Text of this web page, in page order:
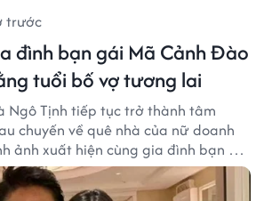
trước
đình bạn gái Mã Cảnh Đào
tuổi bố vợ tương lai
Ngô Tịnh tiếp tục trở thành tâm
chuyến về quê nhà của nữ doanh
ảnh xuất hiện cùng gia đình bạn gái
thu hút sự quan tâm trên mạng